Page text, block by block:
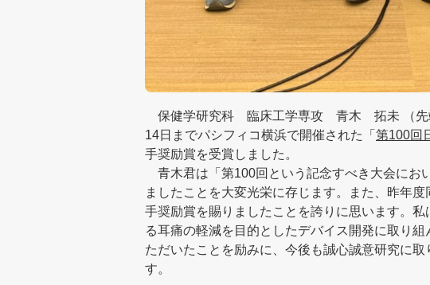
保健学研究科 臨床工学専攻 青木 拓未 （先
14日までパシフィコ横浜で開催された「 第100回
手奨励賞を受賞しました。
青木君は「第100回という記念すべき大会にお
ましたことを大変光栄に存じます。また、昨年
手奨励賞を賜りましたことを誇りに思います。
る耳痛の軽減を目的としたデバイス開発に取り
ただいたことを励みに、今後も誠心誠意研究に
す。